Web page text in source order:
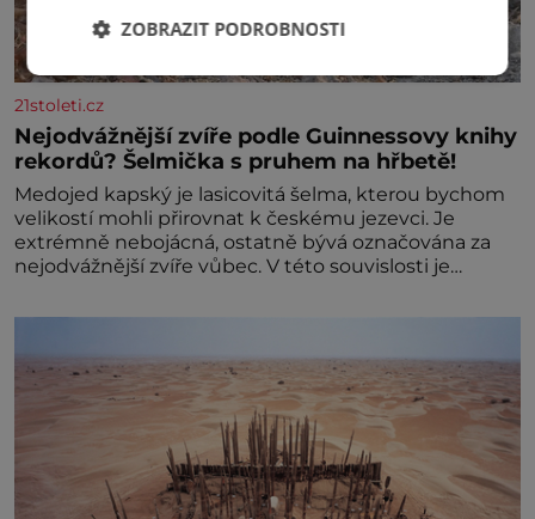
21stoleti.cz
Nejodvážnější zvíře podle Guinnessovy knihy
rekordů? Šelmička s pruhem na hřbetě!
Medojed kapský je lasicovitá šelma, kterou bychom
velikostí mohli přirovnat k českému jezevci. Je
extrémně nebojácná, ostatně bývá označována za
nejodvážnější zvíře vůbec. V této souvislosti je
ZOBRAZIT PODROBNOSTI